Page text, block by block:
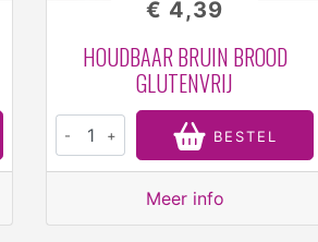
HOUDBAAR BRUIN BROOD
GLUTENVRIJ
€ 4,39
- + BESTEL
Meer info